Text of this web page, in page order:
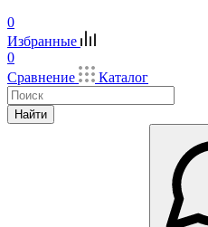
0
Избранные
0
Сравнение
Каталог
Найти